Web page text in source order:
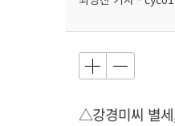
△강경미씨 별세